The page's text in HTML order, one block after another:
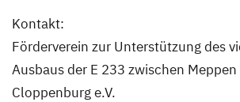
Kontakt:
Förderverein zur Unterstützung des
Ausbaus der E 233 zwischen
Cloppenburg e.V.